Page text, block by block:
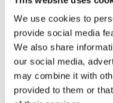
We use cookies to
provide social media
We also share
our social media,
may combine it with
provided to them or